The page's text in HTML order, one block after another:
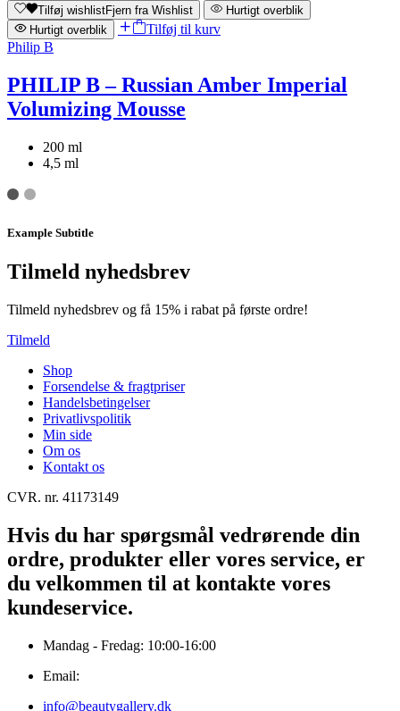
Tilføj wishlistFjern fra Wishlist
Hurtigt overblik
Hurtigt overblik
Tilføj til kurv
Philip B
PHILIP B – Russian Amber Imperial
Volumizing Mousse
200 ml
4,5 ml
Example Subtitle
Tilmeld nyhedsbrev
Tilmeld nyhedsbrev og få 15% i rabat på første ordre!
Tilmeld
Shop
Forsendelse & fragtpriser
Handelsbetingelser
Privatlivspolitik
Min side
Om os
Kontakt os
CVR. nr. 41173149
Hvis du har spørgsmål vedrørende din
ordre, produkter eller vores service, er
du velkommen til at kontakte vores
kundeservice.
Mandag - Fredag: 10:00-16:00
Email:
info@beautygallery.dk